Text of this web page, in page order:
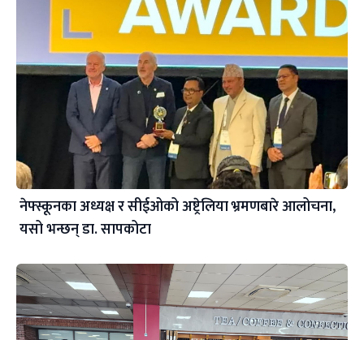
नेफ्स्कूनका अध्यक्ष र सीईओको अष्ट्रेलिया भ्रमणबारे आलोचना,
यसो भन्छन् डा‍. सापकोटा